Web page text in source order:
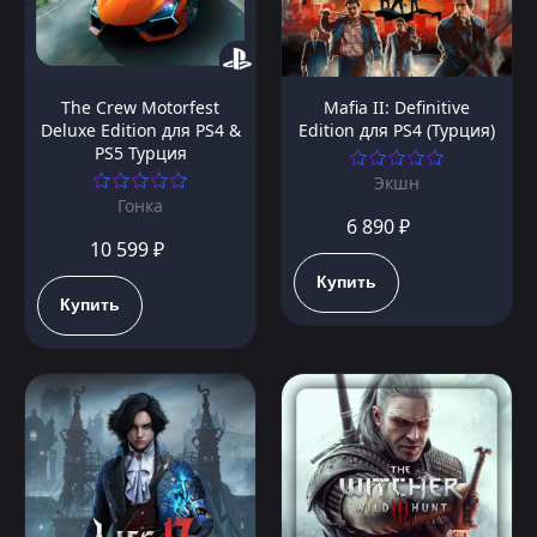
The Crew Motorfest
Deluxe Edition для PS4 &
PS5 Турция
Гонка
10 599 ₽
Купить
Mafia II: Definitive
Edition для PS4 (Турция)
Экшн
6 890 ₽
Купить